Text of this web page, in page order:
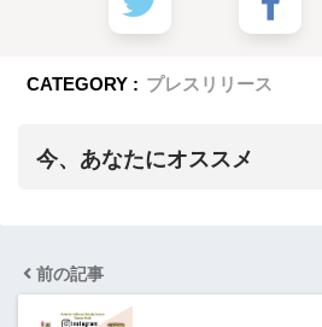
CATEGORY : プレスリリース
今、あなたにオススメ
前の記事